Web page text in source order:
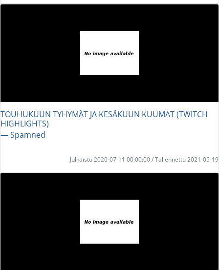
TOUHUKUUN TYHYMÄT JA KESÄKUUN KUUMAT (TWITCH
HIGHLIGHTS)
― Spamned
Julkaistu 2020-07-11 00:00:00 / Tallennettu 2021-05-19